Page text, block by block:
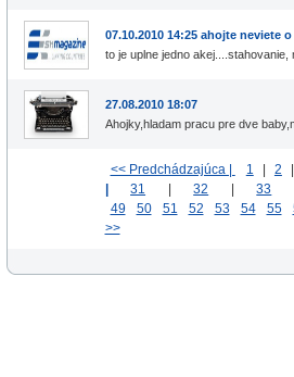
07.10.2010 14:25 ahojte neviete
to je uplne jedno
27.08.2010 18:07
Ahojky,hladam pracu pre dve
<< Predchádzajúca | 1 2
31 32 33
49
50 51 52 53 54 55
>>